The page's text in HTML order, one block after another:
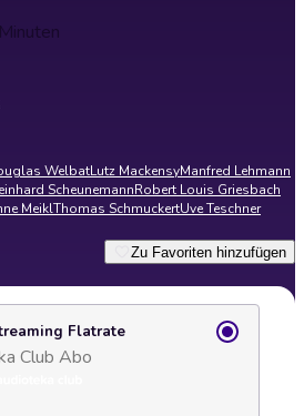
WelbatLutz MackensyManfred Lehmann
ScheunemannRobert Louis Griesbach
MeiklThomas SchmuckertUve Teschner
Zu Favoriten hinzufügen
Flatrate
Club Abo